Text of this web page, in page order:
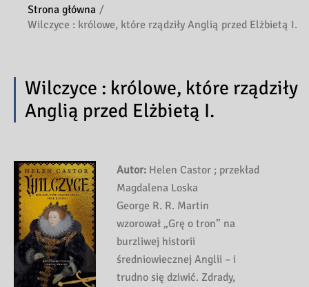
Strona główna
Wilczyce : królowe, które rządziły Anglią przed Elżbietą I.
Wilczyce : królowe, które rządziły
Anglią przed Elżbietą I.
Autor: Helen Castor ; przekład
Magdalena Loska
George R. R. Martin
wzorował „Grę o tron” na
burzliwej historii
średniowiecznej Anglii – i
trudno się dziwić. Zdrady,